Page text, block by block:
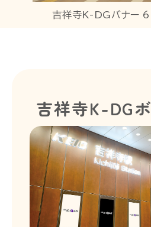
吉祥寺K-DGバナー
吉祥寺K-DG